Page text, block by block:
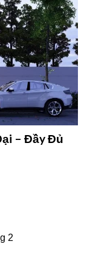
– Đầy Đủ
2